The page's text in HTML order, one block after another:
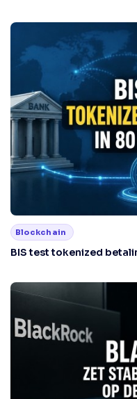
Blockchain
BIS test tokenized